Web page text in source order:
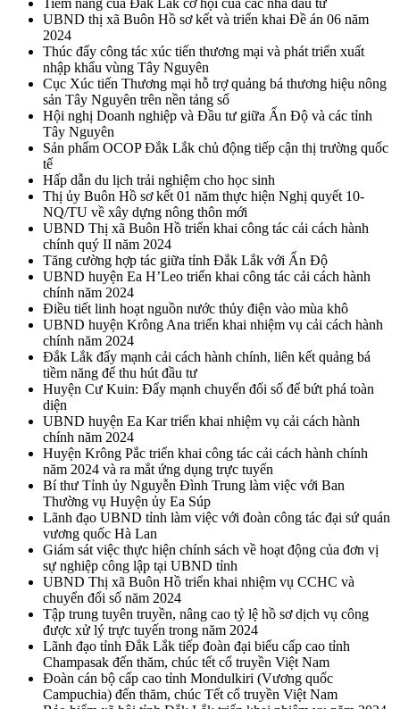
Tiềm năng của Đắk Lắk cơ hội của các nhà đầu tư
UBND thị xã Buôn Hồ sơ kết và triển khai Đề án 06 năm
2024
Thúc đẩy công tác xúc tiến thương mại và phát triển xuất
nhập khẩu vùng Tây Nguyên
Cục Xúc tiến Thương mại hỗ trợ quảng bá thương hiệu nông
sản Tây Nguyên trên nền tảng số
Hội nghị Doanh nghiệp và Đầu tư giữa Ấn Độ và các tỉnh
Tây Nguyên
Sản phẩm OCOP Đắk Lắk chủ động tiếp cận thị trường quốc
tế
Hấp dẫn du lịch trải nghiệm cho học sinh
Thị ủy Buôn Hồ sơ kết 01 năm thực hiện Nghị quyết 10-
NQ/TU về xây dựng nông thôn mới
UBND Thị xã Buôn Hồ triển khai công tác cải cách hành
chính quý II năm 2024
Tăng cường hợp tác giữa tỉnh Đắk Lắk với Ấn Độ
UBND huyện Ea H’Leo triển khai công tác cải cách hành
chính năm 2024
Điều tiết linh hoạt nguồn nước thủy điện vào mùa khô
UBND huyện Krông Ana triển khai nhiệm vụ cải cách hành
chính năm 2024
Đắk Lắk đẩy mạnh cải cách hành chính, liên kết quảng bá
tiềm năng để thu hút đầu tư
Huyện Cư Kuin: Đẩy mạnh chuyển đổi số để bứt phá toàn
diện
UBND huyện Ea Kar triển khai nhiệm vụ cải cách hành
chính năm 2024
Huyện Krông Pắc triển khai công tác cải cách hành chính
năm 2024 và ra mắt ứng dụng trực tuyến
Bí thư Tỉnh ủy Nguyễn Đình Trung làm việc với Ban
Thường vụ Huyện ủy Ea Súp
Lãnh đạo UBND tỉnh làm việc với đoàn công tác đại sứ quán
vương quốc Hà Lan
Giám sát việc thực hiện chính sách về hoạt động của đơn vị
sự nghiệp công lập tại UBND tỉnh
UBND Thị xã Buôn Hồ triển khai nhiệm vụ CCHC và
chuyển đổi số năm 2024
Tập trung tuyên truyền, nâng cao tỷ lệ hồ sơ dịch vụ công
được xử lý trực tuyến trong năm 2024
Lãnh đạo tỉnh Đắk Lắk tiếp đoàn đại biểu cấp cao tỉnh
Champasak đến thăm, chúc tết cổ truyền Việt Nam
Đoàn cán bộ cấp cao tỉnh Mondulkiri (Vương quốc
Campuchia) đến thăm, chúc Tết cổ truyền Việt Nam